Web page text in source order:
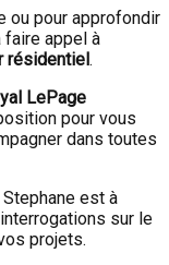
ou pour approfondir
appel à
résidentiel.
LePage
pour vous
dans toutes
Stephane est à
sur le
projets.